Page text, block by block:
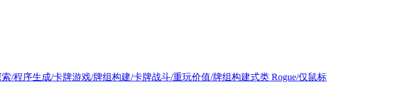
/程序生成/卡牌游戏/牌组构建/卡牌战斗/重玩价值/牌组构建式类 Rogue/仅鼠标